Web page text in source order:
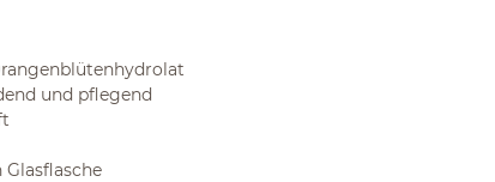
und pflegend